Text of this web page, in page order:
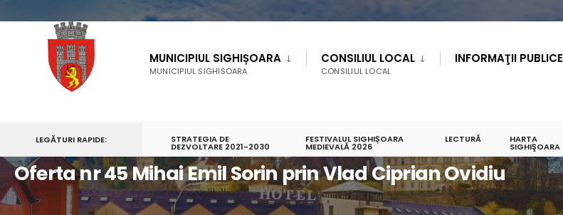
MUNICIPIUL SIGHIȘOARA
MUNICIPIUL SIGHISOARA
CONSILIUL LOCAL
CONSILIUL LOCAL
INFORMAŢII PUBLICE
LEGĂTURI RAPIDE: STRATEGIA DE
DEZVOLTARE 2021-2030
FESTIVALUL SIGHIȘOARA
MEDIEVALĂ 2026
LECTURĂ HARTA
SIGHIŞOARA
OFERTA NR 45 MIHAI EMIL SORIN PRIN VLAD CIPRIAN OVIDIU
Oferta nr 45 Mihai Emil Sorin prin Vlad Ciprian Ovidiu